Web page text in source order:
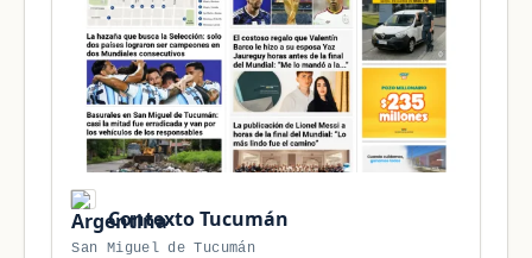
Contexto Tucumán
San Miguel de Tucumán